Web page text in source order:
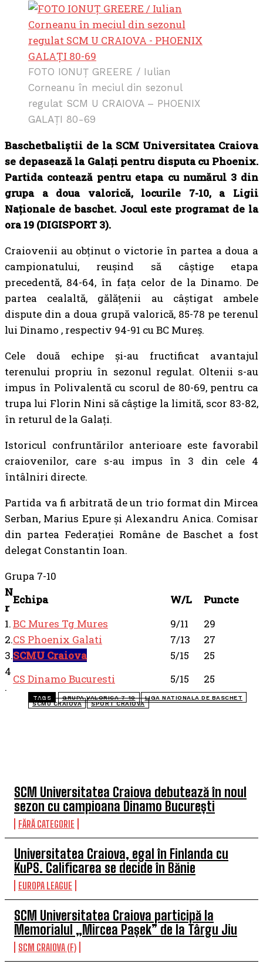
SCM Universitatea Craiova debutează în noul
sezon cu campioana Dinamo București
FĂRĂ CATEGORIE
Universitatea Craiova, egal în Finlanda cu
KuPS. Calificarea se decide în Bănie
EUROPA LEAGUE
SCM Universitatea Craiova participă la
Memorialul „Mircea Pașek” de la Târgu Jiu
SCM CRAIOVA (F)
FOTO IONUȚ GREERE / Iulian
Corneanu în meciul din sezonul
regulat SCM U CRAIOVA – PHOENIX
GALAȚI 80-69
Baschetbaliștii de la SCM Universitatea Craiova
se depasează la Galați pentru disputa cu Phoenix.
Partida contează pentru etapa cu numărul 3 din
grupa a doua valorică, locurile 7-10, a Ligii
Naționale de baschet. Jocul este programat de la
ora 19 (DIGISPORT 3).
Craiovenii au obținut o victorie în partea a doua a
campionatului, reușind să câștige etapa
precedentă, 84-64, în fața celor de la Dinamo. De
partea cealaltă, gălățenii au câștigat ambele
dispute din a doua grupă valorică, 85-78 pe terenul
lui Dinamo , respectiv 94-91 cu BC Mureș.
Cele două echipe și-au fructificat avantajul
terenului propriu în sezonul regulat. Oltenii s-au
impus în Polivalentă cu scorul de 80-69, pentru ca
trupa lui Florin Nini să câștige la limită, scor 83-82,
în returul de la Galați.
Istoricul confruntărilor anterioare este favorabil
craiovenilor, care s-au impus în 3 din cele 4
întâlniri directe.
Partida va fi arbitrată de un trio format din Mircea
Serban, Marius Epure și Alexandru Anica. Comisar
din partea Federației Române de Baschet a fost
delegat Constantin Ioan.
Grupa 7-10
N
r
Echipa W/L
Puncte
1.BC Mures Tg Mures 9/11
29
2.CS Phoenix Galati 7/13
27
3.SCMU Craiova 5/15
25
4
.
CS Dinamo Bucuresti 5/15 25
TAGS GRUPA VALORICA 7-10
LIGA NATIONALA DE BASCHET
SCMU CRAIOVA
SPORT CRAIOVA